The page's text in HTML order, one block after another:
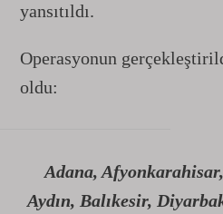
yansıtıldı.
Operasyonun
oldu:
Adana,
Aydın, Balıkesir,